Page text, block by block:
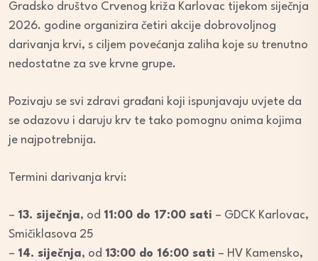
Gradsko društvo Crvenog križa Karlovac tijekom siječnja
2026. godine organizira četiri akcije dobrovoljnog
darivanja krvi, s ciljem povećanja zaliha koje su trenutno
nedostatne za sve krvne grupe.
Pozivaju se svi zdravi građani koji ispunjavaju uvjete da
se odazovu i daruju krv te tako pomognu onima kojima
je najpotrebnija.
Termini darivanja krvi:
– 13. siječnja, od 11:00 do 17:00 sati – GDCK Karlovac,
Smičiklasova 25
– 14. siječnja, od 13:00 do 16:00 sati – HV Kamensko,